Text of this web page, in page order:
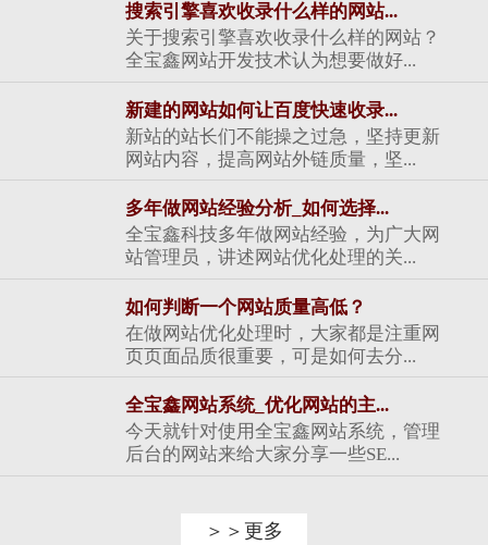
搜索引擎喜欢收录什么样的网站...
关于搜索引擎喜欢收录什么样的网站？
全宝鑫网站开发技术认为想要做好...
新建的网站如何让百度快速收录...
新站的站长们不能操之过急，坚持更新
网站内容，提高网站外链质量，坚...
多年做网站经验分析_如何选择...
全宝鑫科技多年做网站经验，为广大网
站管理员，讲述网站优化处理的关...
如何判断一个网站质量高低？
在做网站优化处理时，大家都是注重网
页页面品质很重要，可是如何去分...
全宝鑫网站系统_优化网站的主...
今天就针对使用全宝鑫网站系统，管理
后台的网站来给大家分享一些SE...
＞＞更多